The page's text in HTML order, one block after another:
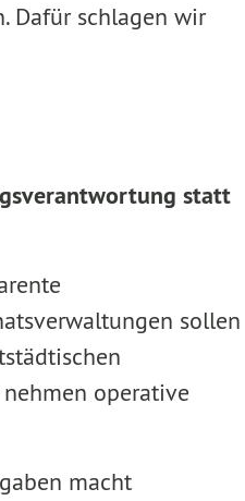
Dafür schlagen wir
statt
sollen
operative
macht